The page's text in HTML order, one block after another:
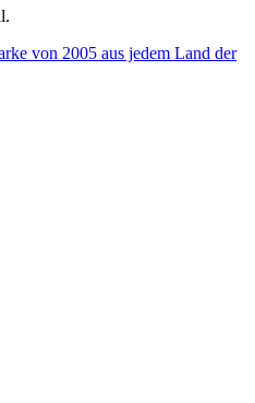
von 2005 aus jedem Land der